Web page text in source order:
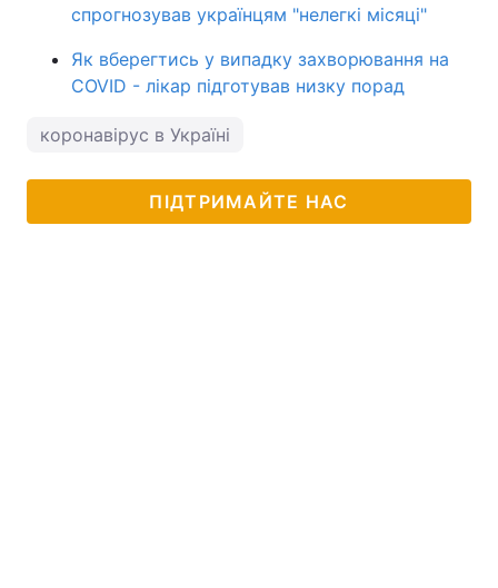
спрогнозував українцям "нелегкі місяці"
Як вберегтись у випадку захворювання на
COVID - лікар підготував низку порад
коронавірус в Україні
ПІДТРИМАЙТЕ НАС